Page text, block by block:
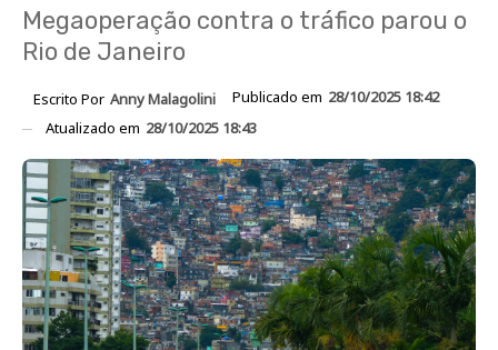
Megaoperação contra o tráfico parou o
Rio de Janeiro
Escrito Por Anny Malagolini Publicado em 28/10/2025 18:42
Atualizado em 28/10/2025 18:43